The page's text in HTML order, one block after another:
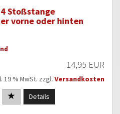
Stoßstange
vorne oder hinten
14,95 EUR
19 % MwSt. zzgl. Versandkosten
Details